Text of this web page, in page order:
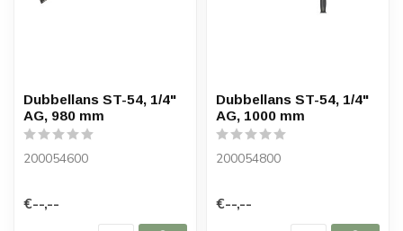
Dubbellans ST-54, 1/4"
AG, 980 mm
200054600
€--,--
Dubbellans ST-54, 1/4"
AG, 1000 mm
200054800
€--,--